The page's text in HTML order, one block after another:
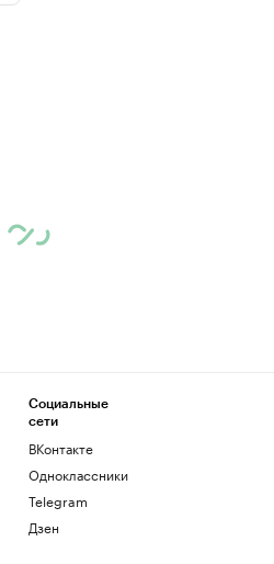
Социальные
сети
ВКонтакте
Одноклассники
Telegram
Дзен